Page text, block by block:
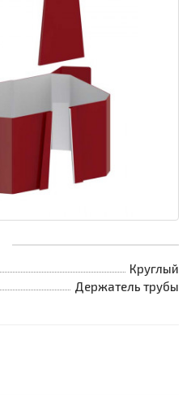
Круглый
Держатель трубы